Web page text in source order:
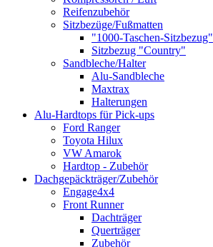
Reifenzubehör
Sitzbezüge/Fußmatten
"1000-Taschen-Sitzbezug"
Sitzbezug "Country"
Sandbleche/Halter
Alu-Sandbleche
Maxtrax
Halterungen
Alu-Hardtops für Pick-ups
Ford Ranger
Toyota Hilux
VW Amarok
Hardtop - Zubehör
Dachgepäckträger/Zubehör
Engage4x4
Front Runner
Dachträger
Querträger
Zubehör